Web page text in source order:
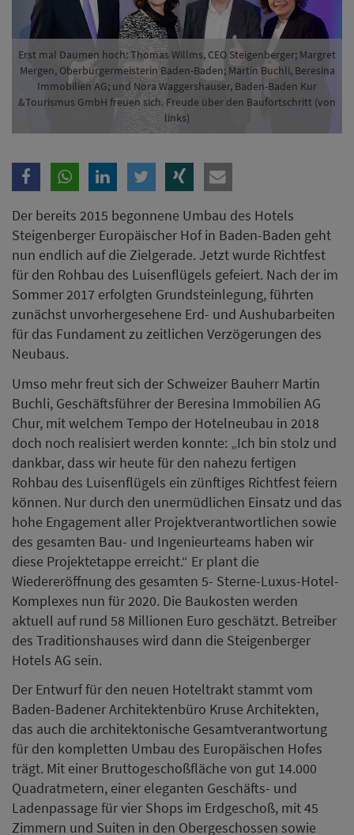
Steigenberger Europäischer Hof in Baden-Baden geht
nun endlich auf die Zielgerade. Jetzt wurde Richtfest
für den Rohbau des Luisenflügels gefeiert. Nach der im
Sommer 2017 erfolgten Grundsteinlegung, führten
zunächst unvorhergesehene Erd- und Aushubarbeiten
für das Fundament zu zeitlichen Verzögerungen des
Neubaus.
Umso mehr freut sich der Schweizer Bauherr Martin
Buchli, Geschäftsführer der Beresina Immobilien AG
doch noch realisiert werden konnte: „Ich bin stolz und
dankbar, dass wir heute für den nahezu fertigen
Rohbau des Luisenflügels ein zünftiges Richtfest feiern
können. Nur durch den unermüdlichen Einsatz und das
hohe Engagement aller Projektverantwortlichen sowie
des gesamten Bau- und Ingenieurteams haben wir
diese Projektetappe erreicht.“ Er plant die
Wiedereröffnung des gesamten 5- Sterne-Luxus-Hotel-
Komplexes nun für 2020. Die Baukosten werden
aktuell auf rund 58 Millionen Euro geschätzt. Betreiber
des Traditionshauses wird dann die Steigenberger
Hotels AG sein.
Der Entwurf für den neuen Hoteltrakt stammt vom
Baden-Badener Architektenbüro Kruse Architekten,
das auch die architektonische Gesamtverantwortung
für den kompletten Umbau des Europäischen Hofes
trägt. Mit einer Bruttogeschoßfläche von gut 14.000
Quadratmetern, einer eleganten Geschäfts- und
Ladenpassage für vier Shops im Erdgeschoß, mit 45
Zimmern und Suiten in den Obergeschossen sowie
einem Roof- Top-Glas-Pavillon inklusive Terrasse auf
der Dachgeschoßebene wird der neue Luisenflügel
zum künftigen Herzstück des Steigenberger
Europäischen Hofes Baden-Baden. Nach einer kurzen
Begrüßung erfolgte im Beisein von Baden-Badens
Oberbürgermeisterin Margret Mergen, Nora
Waggershauser, Geschäftsführerin Baden-Baden Kur
&Tourismus GmbH, sowie Thomas Willms, CEO
Steigenberger Hotels AG, der traditionelle Richtspruch
durch den ausführenden Geschäftsführer der Zimmerei
Strack Holzbau, Roland Wunsch.